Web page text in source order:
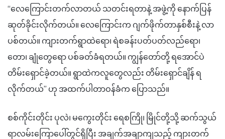
“လေကြောင်းတက်လာတယ် သတင်းရတာနဲ့ အဖွဲ့ကို နောက်ပြန်
ဆုတ်ခိုင်းလိုက်တယ်။ လေကြောင်းက ဂျက်ဖိုက်တာနှစ်စီးနဲ့ လာ
ပစ်တယ်။ ကျားတက်ရွာထဲရော၊ ရဲစခန်းပတ်ပတ်လည်ရော၊
တော၊ ချုံတွေရော ပစ်ခတ်ခံရတယ်။ ကျွန်တော်တို့ ရအောင်ပဲ
တိမ်းရှောင်ခဲ့တယ်။ ရွာထဲကလူတွေလည်း တိမ်းရှောင်ချိန် ရ
လိုက်တယ်” ဟု အထက်ပါတာဝန်ခံက ပြောသည်။
စစ်ကိုင်းတိုင်း ပုလဲ၊ မကွေးတိုင်း ရေစကြို၊ မြိုင်တို့သို့ ဆက်သွယ်
ရာလမ်းကြောပေါ်တွင်ရှိပြီး အချက်အချာကျသည့် ကျားတက်